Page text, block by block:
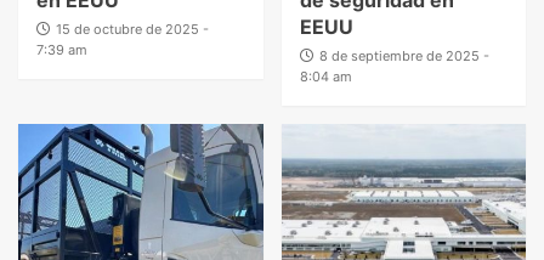
15 de octubre de 2025 -
7:39 am
EEUU
8 de septiembre de 2025 -
8:04 am